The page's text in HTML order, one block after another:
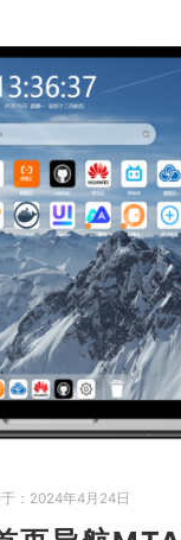
： 2024年4月24日